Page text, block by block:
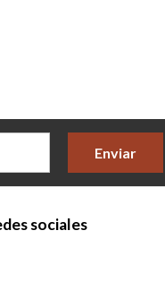
Enviar
sociales